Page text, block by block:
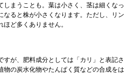
しまうことも。葉は小さく、茎は細くなっ
なると株が小さくなります。ただし、リン
ど多くありません。
すが、肥料成分としては「カリ」と表記さ
物の炭水化物やたんぱく質などの合成をは